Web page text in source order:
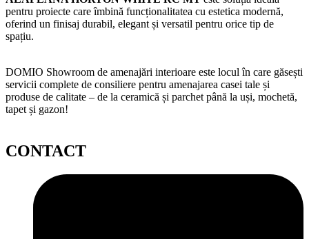
pentru proiecte care îmbină funcționalitatea cu estetica modernă,
oferind un finisaj durabil, elegant și versatil pentru orice tip de
spațiu.
DOMIO Showroom de amenajări interioare este locul în care găsești
servicii complete de consiliere pentru amenajarea casei tale și
produse de calitate – de la ceramică și parchet până la uși, mochetă,
tapet și gazon!
CONTACT